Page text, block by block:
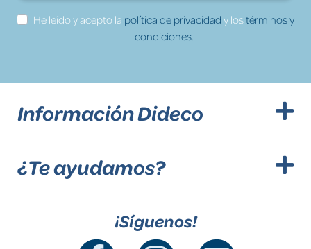
He leído y acepto la política de privacidad y lostérminos y
condiciones.
Información Dideco
¿Te ayudamos?
¡Síguenos!